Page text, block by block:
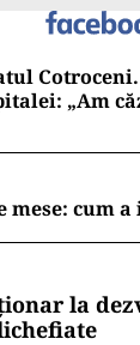
„Am
mese: cum
la